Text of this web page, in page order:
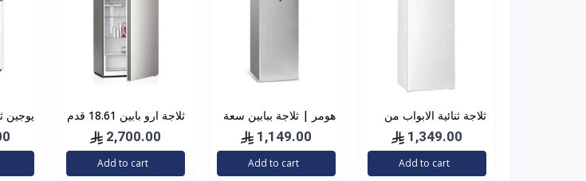
ثلاجة ثنائية الابواب من
ارو، سعة 8.9 قدم مربع،
252 لتر، RO2-390L،
دون جليد، لون
1,349.00
Add to cart
هومر | ثلاجة ببابين سعة
168 لتر مع ثلاجة مكثفات
داخلية | HSA402-
1,149.00
Add to cart
ثلاجة ارو بابين 18.61 قدم
2,700.00
Add to cart
يوجين
علوي ,23 قدم,أبيض